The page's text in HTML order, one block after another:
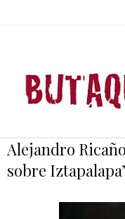
Alejandro
sobre